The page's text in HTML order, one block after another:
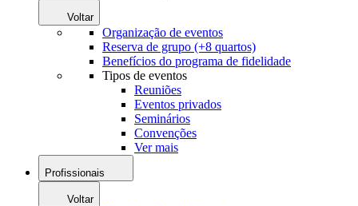
Voltar
Organização de eventos
Reserva de grupo (+8 quartos)
Benefícios do programa de fidelidade
Tipos de eventos
Reuniões
Eventos privados
Seminários
Convenções
Ver mais
Profissionais
Voltar